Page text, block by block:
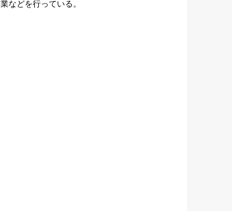
業などを行っている。